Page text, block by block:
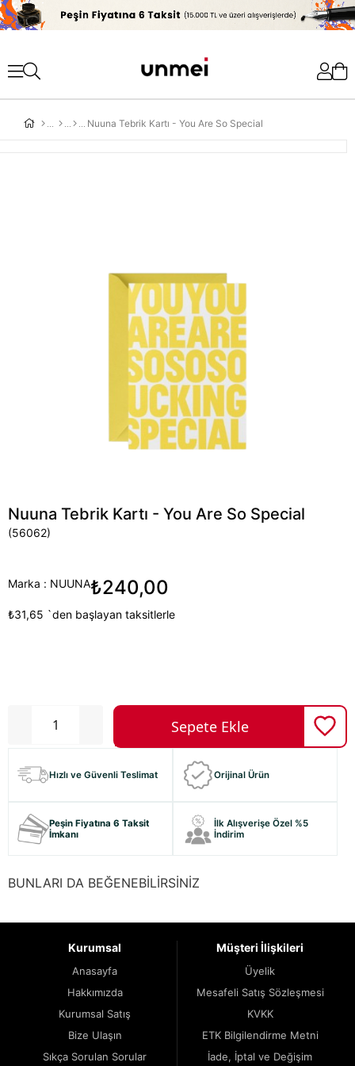
'
Nuuna Tebrik Kartı - You Are So Special
Nuuna Tebrik Kartı - You Are So Special
(56062)
Marka : NUUNA₺240,00
₺31,65 `den başlayan taksitlerle
Hızlı ve Güvenli Teslimat Orijinal Ürün
Peşin Fiyatına 6 Taksit
İmkanı
İlk Alışverişe Özel %5
İndirim
BUNLARI DA BEĞENEBİLİRSİNİZ
Kurumsal
Anasayfa
Hakkımızda
Kurumsal Satış
Bize Ulaşın
Sıkça Sorulan Sorular
Müşteri İlişkileri
Üyelik
Mesafeli Satış Sözleşmesi
KVKK
ETK Bilgilendirme Metni
İade, İptal ve Değişim